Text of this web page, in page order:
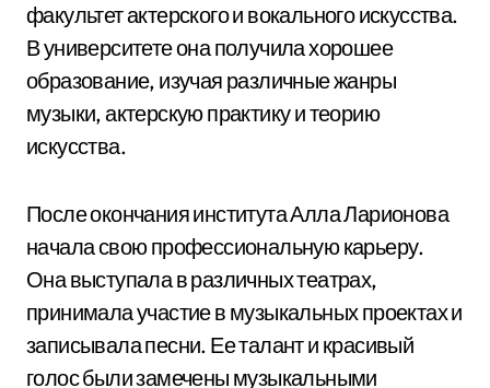
факультет актерского и вокального искусства.
В университете она получила хорошее
образование, изучая различные жанры
музыки, актерскую практику и теорию
искусства.
После окончания института Алла Ларионова
начала свою профессиональную карьеру.
Она выступала в различных театрах,
принимала участие в музыкальных проектах и
записывала песни. Ее талант и красивый
голос были замечены музыкальными